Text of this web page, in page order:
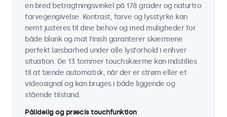
en bred betragtningsvinkel på 178 grader og naturtro
farvegengivelse. Kontrast, farve og lysstyrke kan
nemt justeres til dine behov og med muligheder for
både blank og mat finish garanterer skærmene
perfekt læsbarhed under alle lysforhold i enhver
situation. De 13 tommer touchskærme kan indstilles
til at tænde automatisk, når der er strøm eller et
videosignal og kan bruges i både liggende og
stående tilstand.
Pålidelig og præcis touchfunktion